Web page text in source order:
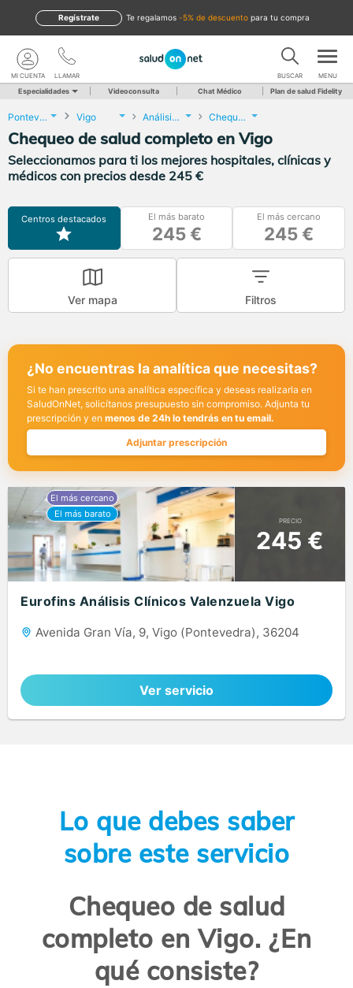
te regalamos -5% de descuento para tu compra
Regístrate
LLAMAR
MI CUENTA BUSCAR MENU
Especialidades Videoconsulta Chat Médico Plan de salud Fidelity
Pontevedra Vigo Análisis Clínicos Chequeo de salud completo
Chequeo de salud completo en Vigo
Seleccionamos para ti los mejores hospitales, clínicas y
médicos con precios desde 245 €
Centros destacados El más barato
245 €
El más cercano
245 €
Ver mapa Filtros
¿No encuentras la analítica que necesitas?
Si te han prescrito una analítica específica y deseas realizarla en
SaludOnNet, solicítanos presupuesto sin compromiso. Adjunta tu
prescripción y en menos de 24h lo tendrás en tu email.
Adjuntar prescripción
PRECIO
245 €
Eurofins Análisis Clínicos Valenzuela Vigo
Avenida Gran Vía, 9, Vigo (Pontevedra), 36204
Ver servicio
Lo que debes saber
sobre este servicio
Chequeo de salud
completo en Vigo. ¿En
qué consiste?